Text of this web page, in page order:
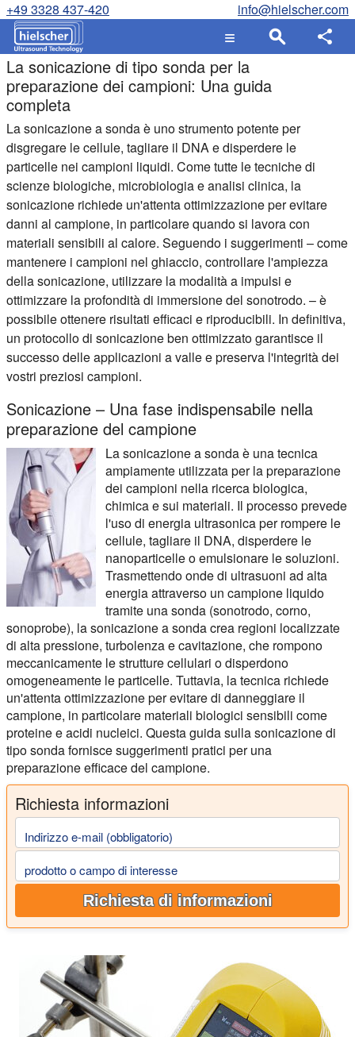
+49 3328 437-420 info@hielscher.com
La sonicazione di tipo sonda per la
preparazione dei campioni: Una guida
completa
La sonicazione a sonda è uno strumento potente per
disgregare le cellule, tagliare il DNA e disperdere le
particelle nei campioni liquidi. Come tutte le tecniche di
scienze biologiche, microbiologia e analisi clinica, la
sonicazione richiede un'attenta ottimizzazione per evitare
danni al campione, in particolare quando si lavora con
materiali sensibili al calore. Seguendo i suggerimenti – come
mantenere i campioni nel ghiaccio, controllare l'ampiezza
della sonicazione, utilizzare la modalità a impulsi e
ottimizzare la profondità di immersione del sonotrodo. – è
possibile ottenere risultati efficaci e riproducibili. In definitiva,
un protocollo di sonicazione ben ottimizzato garantisce il
successo delle applicazioni a valle e preserva l'integrità dei
vostri preziosi campioni.
Sonicazione – Una fase indispensabile nella
preparazione del campione
La sonicazione a sonda è una tecnica
ampiamente utilizzata per la preparazione
dei campioni nella ricerca biologica,
chimica e sui materiali. Il processo prevede
l'uso di energia ultrasonica per rompere le
cellule, tagliare il DNA, disperdere le
nanoparticelle o emulsionare le soluzioni.
Trasmettendo onde di ultrasuoni ad alta
energia attraverso un campione liquido
tramite una sonda (sonotrodo, corno,
sonoprobe), la sonicazione a sonda crea regioni localizzate
di alta pressione, turbolenza e cavitazione, che rompono
meccanicamente le strutture cellulari o disperdono
omogeneamente le particelle. Tuttavia, la tecnica richiede
un'attenta ottimizzazione per evitare di danneggiare il
campione, in particolare materiali biologici sensibili come
proteine e acidi nucleici. Questa guida sulla sonicazione di
tipo sonda fornisce suggerimenti pratici per una
preparazione efficace del campione.
Richiesta informazioni
Indirizzo e-mail (obbligatorio)
prodotto o campo di interesse
Richiesta di informazioni